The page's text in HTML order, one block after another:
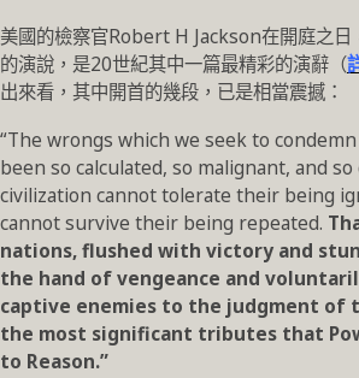
美國的檢察官Robert H Jackson在開庭之日
的演說，是20世紀其中一篇最精彩的演辭（
出來看，其中開首的幾段，已是相當震撼：
“The wrongs which we seek to
been so calculated, so malignant, and
civilization cannot tolerate their being
cannot survive their being repeated.
nations, flushed with victory and
the hand of vengeance and
captive enemies to the judgment of
the most significant tributes that
to Reason.”